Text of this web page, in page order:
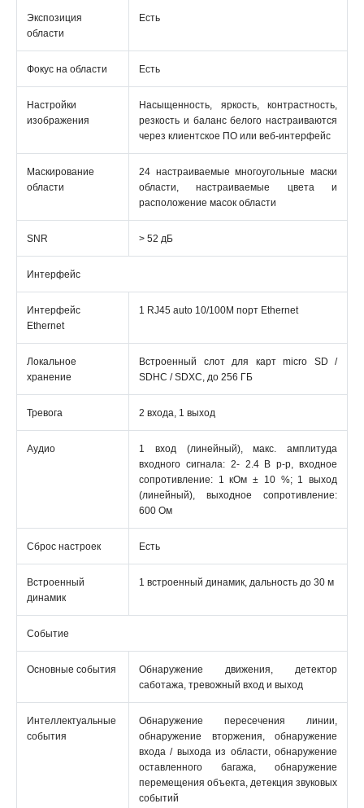
Экспозиция
области
Есть
Фокус на области Есть
Настройки
изображения
Насыщенность, яркость, контрастность,
резкость и баланс белого настраиваются
через клиентское ПО или веб-интерфейс
Маскирование
области
24 настраиваемые многоугольные маски
области, настраиваемые цвета и
расположение масок области
SNR > 52 дБ
Интерфейс
Интерфейс
Ethernet
1 RJ45 auto 10/100M порт Ethernet
Локальное
хранение
Встроенный слот для карт micro SD /
SDHC / SDXC, до 256 ГБ
Тревога 2 входа, 1 выход
Аудио
1 вход (линейный), макс. амплитуда
входного сигнала: 2- 2.4 В p-p, входное
сопротивление: 1 кОм ± 10 %; 1 выход
(линейный), выходное сопротивление:
600 Ом
Сброс настроек Есть
Встроенный
динамик
1 встроенный динамик, дальность до 30 м
Событие
Основные события
Обнаружение движения, детектор
саботажа, тревожный вход и выход
Интеллектуальные
события
Обнаружение пересечения линии,
обнаружение вторжения, обнаружение
входа / выхода из области, обнаружение
оставленного багажа, обнаружение
перемещения объекта, детекция звуковых
событий